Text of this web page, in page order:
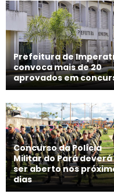
Prefeitura de
convoca mais de 20
aprovados em
Concurso da Polícia
Militar do Pará deverá
ser aberto nos
dias